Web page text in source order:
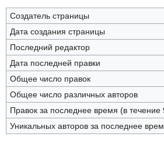
Создатель страницы
Дата создания страницы
Последний редактор
Дата последней правки
Общее число правок
Общее число различных авторов
Правок за последнее время (в течение
Уникальных авторов за последнее